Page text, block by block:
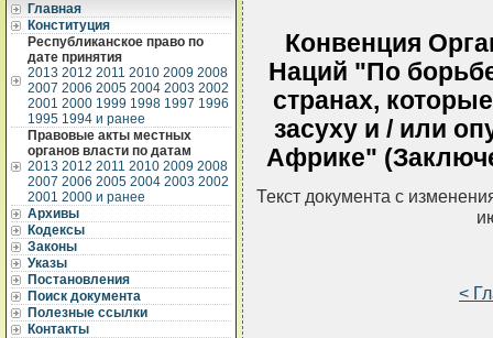
Главная
Конституция
Республиканское право по
дате принятия
2013 2012 2011 2010 2009 2008
2007 2006 2005 2004 2003 2002
2001 2000 1999 1998 1997 1996
1995 1994 и ранее
Правовые акты местных
органов власти по датам
2013 2012 2011 2010 2009 2008
2007 2006 2005 2004 2003 2002
2001 2000 и ранее
Архивы
Кодексы
Законы
Указы
Постановления
Поиск документа
Полезные ссылки
Контакты
Конвенция
Наций "По
странах,
засуху и / или
Африке"
Текст документа с
<